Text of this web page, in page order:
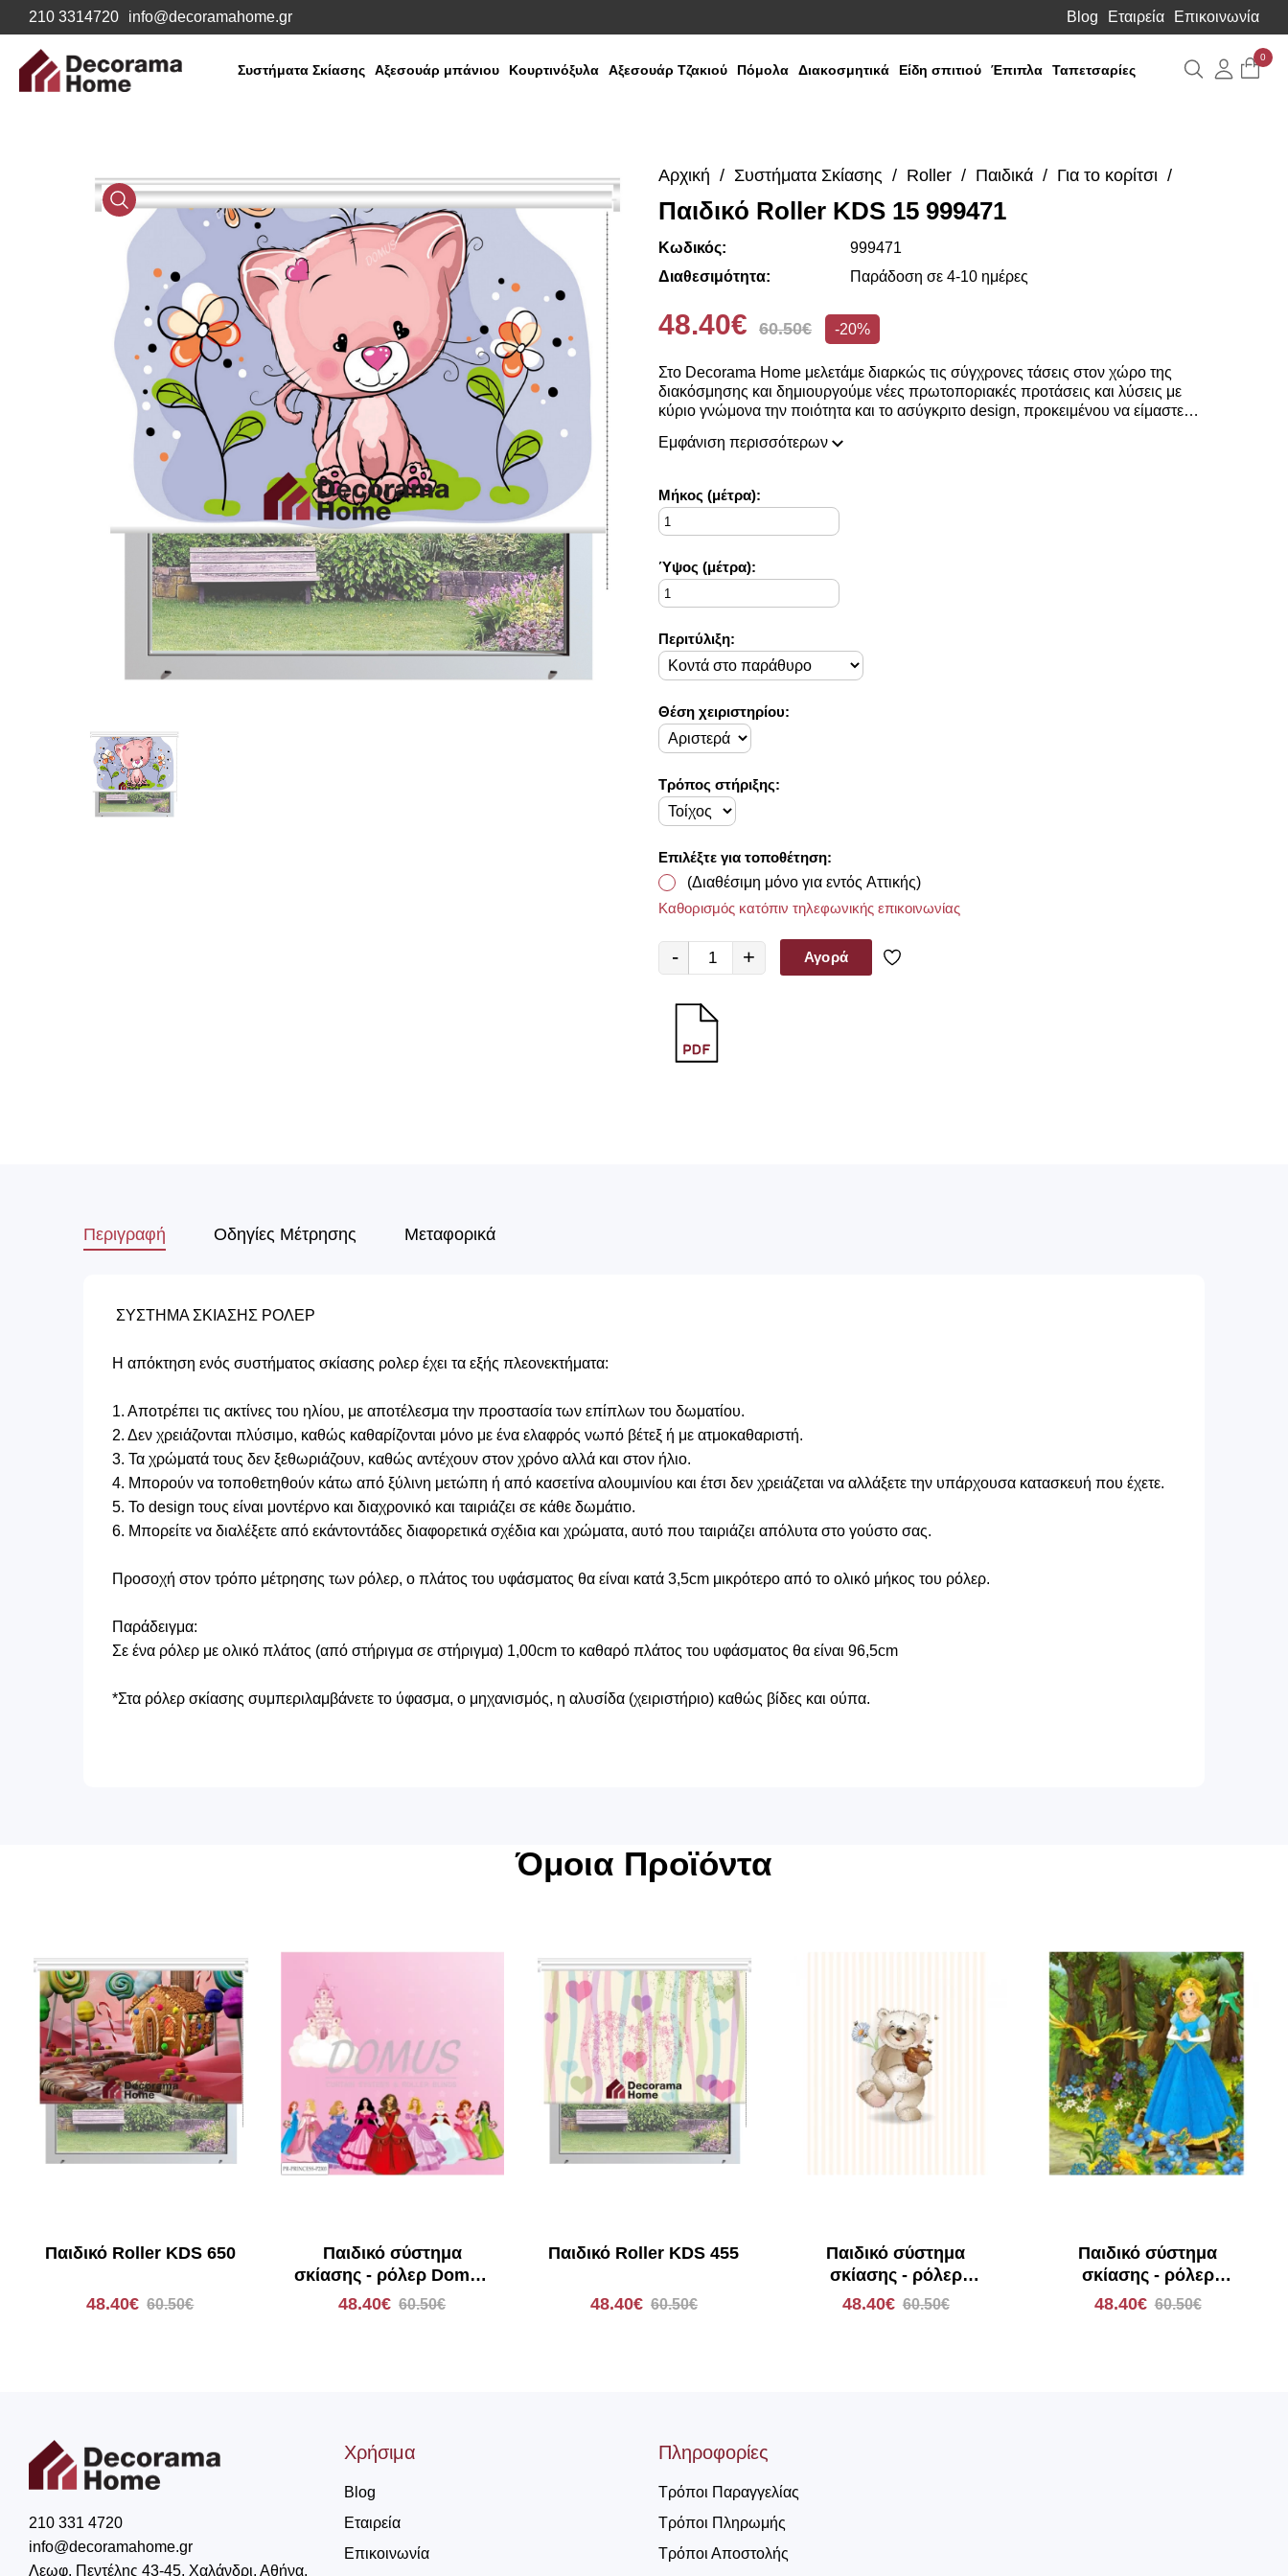
210 3314720 info@decoramahome.gr Blog Εταιρεία Επικοινωνία
Συστήματα Σκίασης Αξεσουάρ μπάνιου Κουρτινόξυλα Αξεσουάρ Τζακιού Πόμολα Διακοσμητικά Είδη σπιτιού Έπιπλα Ταπετσαρίες Αναζήτηση
0
Media
Gallery
Αρχική Συστήματα Σκίασης Roller Παιδικά Για το κορίτσι
Παιδικό Roller KDS 15 999471
Κωδικός:
999471
Διαθεσιμότητα:
Παράδοση σε 4-10 ημέρες
48.40€ 60.50€ -20%
Στο Decorama Home μελετάμε διαρκώς τις σύγχρονες τάσεις στον χώρο της
διακόσμησης και δημιουργούμε νέες πρωτοποριακές προτάσεις και λύσεις με
κύριο γνώμονα την ποιότητα και το ασύγκριτο design, προκειμένου να είμαστε
Η συλλογή μας ανανεώνεται ριζικά κάθε σεζόν και εμπλουτίζεται με φρέσκες
Στο Decorama Home έχουμε ως στόχο να χαρίσουμε χρώμα και ασύγκριτο στυλ
στο προσωπικό σας χώρο και να τον αναδείξουμε με τον πιο όμορφο τρόπο!
Εμφάνιση περισσότερων
Mήκος (μέτρα):
Ύψος (μέτρα):
Περιτύλιξη:
Θέση χειριστηρίου:
Τρόπος στήριξης:
Επιλέξτε για τοποθέτηση:
(Διαθέσιμη μόνο για εντός Αττικής)
Καθορισμός κατόπιν τηλεφωνικής επικοινωνίας
- + Αγορά
Περιγραφή Οδηγίες Μέτρησης Μεταφορικά
ΣΥΣΤΗΜΑ ΣΚΙΑΣΗΣ ΡΟΛΕΡ
Η απόκτηση ενός συστήματος σκίασης ρολερ έχει τα εξής πλεονεκτήματα:
1. Αποτρέπει τις ακτίνες του ηλίου, με αποτέλεσμα την προστασία των επίπλων του δωματίου.
2. Δεν χρειάζονται πλύσιμο, καθώς καθαρίζονται μόνο με ένα ελαφρός νωπό βέτεξ ή με ατμοκαθαριστή.
3. Τα χρώματά τους δεν ξεθωριάζουν, καθώς αντέχουν στον χρόνο αλλά και στον ήλιο.
4. Μπορούν να τοποθετηθούν κάτω από ξύλινη μετώπη ή από κασετίνα αλουμινίου και έτσι δεν χρειάζεται να αλλάξετε την υπάρχουσα κατασκευή που έχετε.
5. Το design τους είναι μοντέρνο και διαχρονικό και ταιριάζει σε κάθε δωμάτιο.
6. Μπορείτε να διαλέξετε από εκάντοντάδες διαφορετικά σχέδια και χρώματα, αυτό που ταιριάζει απόλυτα στο γούστο σας.
Προσοχή στον τρόπο μέτρησης των ρόλερ, ο πλάτος του υφάσματος θα είναι κατά 3,5cm μικρότερο από το ολικό μήκος του ρόλερ.
Παράδειγμα:
Σε ένα ρόλερ με ολικό πλάτος (από στήριγμα σε στήριγμα) 1,00cm το καθαρό πλάτος του υφάσματος θα είναι 96,5cm
*Στα ρόλερ σκίασης συμπεριλαμβάνετε το ύφασμα, ο μηχανισμός, η αλυσίδα (χειριστήριο) καθώς βίδες και ούπα.
Όμοια Προϊόντα
Παιδικό Roller KDS 650
48.40€ 60.50€
Παιδικό σύστημα
σκίασης - ρόλερ Domus
PR PRINCESS P2303
48.40€ 60.50€
Παιδικό Roller KDS 455
48.40€ 60.50€
Παιδικό σύστημα
σκίασης - ρόλερ
Ανάρτηση E136
48.40€ 60.50€
Παιδικό σύστημα
σκίασης - ρόλερ
Ανάρτηση E149
48.40€ 60.50€
210 331 4720
info@decoramahome.gr
Λεωφ. Πεντέλης 43-45, Χαλάνδρι, Αθήνα,
Χρήσιμα
Blog
Εταιρεία
Επικοινωνία
Πληροφορίες
Τρόποι Παραγγελίας
Τρόποι Πληρωμής
Τρόποι Αποστολής